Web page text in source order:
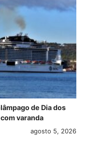
de Dia dos
varanda
agosto 5, 2026